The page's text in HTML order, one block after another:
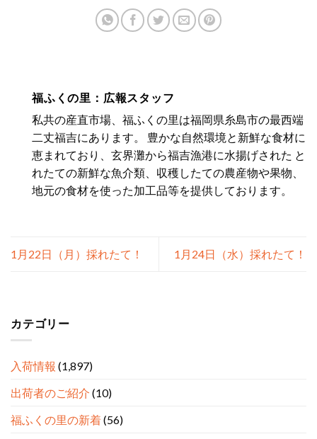
カテゴリー
入荷情報 (1,897)
出荷者のご紹介 (10)
福ふくの里の新着(56)
福ふくの里：広報スタッフ
私共の産直市場、福ふくの里は福岡県糸島市の最西端
二丈福吉にあります。 豊かな自然環境と新鮮な食材に
恵まれており、玄界灘から福吉漁港に水揚げされた と
れたての新鮮な魚介類、収穫したての農産物や果物、
地元の食材を使った加工品等を提供しております。
1月22日（月）採れたて！ 1月24日（水）採れたて！